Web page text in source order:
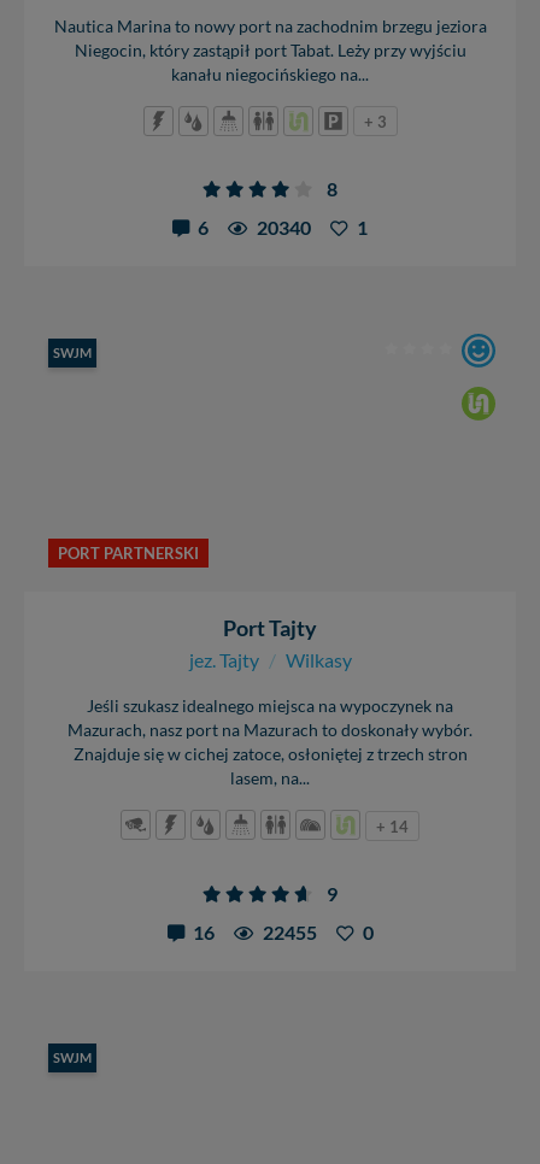
Nautica Marina to nowy port na zachodnim brzegu jeziora
Niegocin, który zastąpił port Tabat. Leży przy wyjściu
kanału niegocińskiego na...
+ 3
8
6
20340 1
SWJM
PORT PARTNERSKI
Port Tajty
jez. Tajty / Wilkasy
Jeśli szukasz idealnego miejsca na wypoczynek na
Mazurach, nasz port na Mazurach to doskonały wybór.
Znajduje się w cichej zatoce, osłoniętej z trzech stron
lasem, na...
+ 14
9
16
22455 0
SWJM